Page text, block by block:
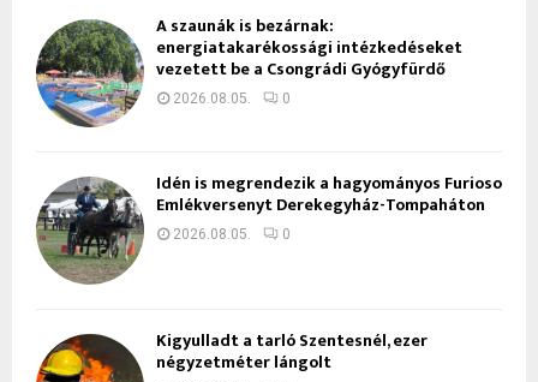
A szaunák is bezárnak:
energiatakarékossági intézkedéseket
vezetett be a Csongrádi Gyógyfürdő
2026.08.05. 0
Idén is megrendezik a hagyományos Furioso
Emlékversenyt Derekegyház-Tompaháton
2026.08.05. 0
Kigyulladt a tarló Szentesnél, ezer
négyzetméter lángolt